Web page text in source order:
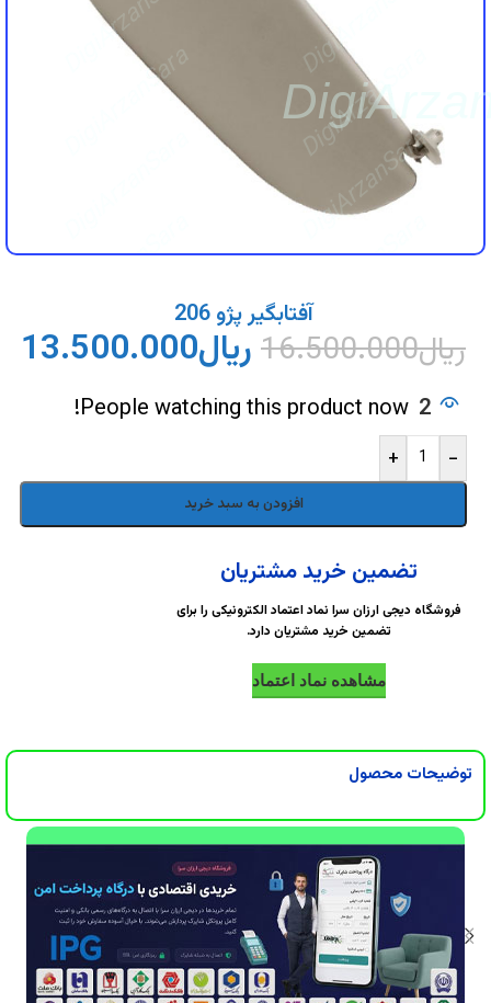
DigiArzanSara
DigiArzanSara
DigiArzanSara
DigiArzanSara
DigiArzanSara
DigiArzanSara
DigiArzanSara
DigiArzanSara
DigiArzanSara
DigiArzanSara
DigiArzanSara
DigiArzanSara
DigiArzanSara
DigiArzanSara
DigiArzanSara
DigiArzanSara
DigiArzanSara
DigiArzanSara
DigiArzanSara
آفتابگیر پژو 206
ریال16.500.000 ریال13.500.000
2
People watching this product now!
-
+
افزودن به سبد خرید
تضمین خرید مشتریان
فروشگاه دیجی ارزان سرا نماد اعتماد الکترونیکی را برای
تضمین خرید مشتریان دارد.
مشاهده نماد اعتماد
توضیحات محصول